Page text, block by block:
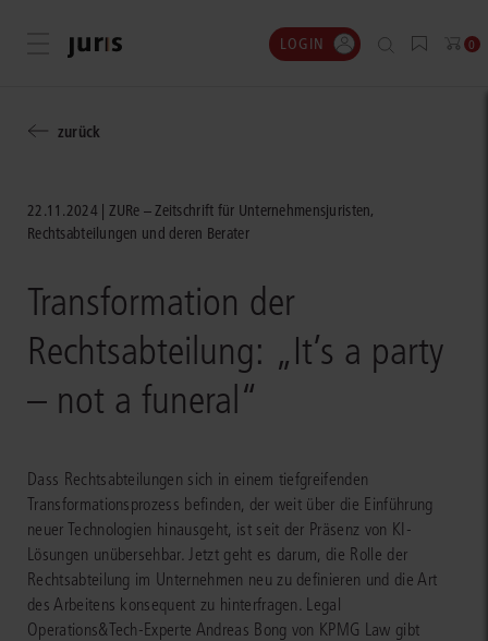
Menü öffnen LOGIN 0
zurück
22.11.2024
ZURe – Zeitschrift für Unternehmensjuristen,
Rechtsabteilungen und deren Berater
Transformation der
Rechtsabteilung: „It’s a party
– not a funeral“
Dass Rechtsabteilungen sich in einem tiefgreifenden
Transformationsprozess befinden, der weit über die Einführung
neuer Technologien hinausgeht, ist seit der Präsenz von KI-
Lösungen unübersehbar. Jetzt geht es darum, die Rolle der
Rechtsabteilung im Unternehmen neu zu definieren und die Art
des Arbeitens konsequent zu hinterfragen. Legal
Operations&Tech-Experte Andreas Bong von KPMG Law gibt